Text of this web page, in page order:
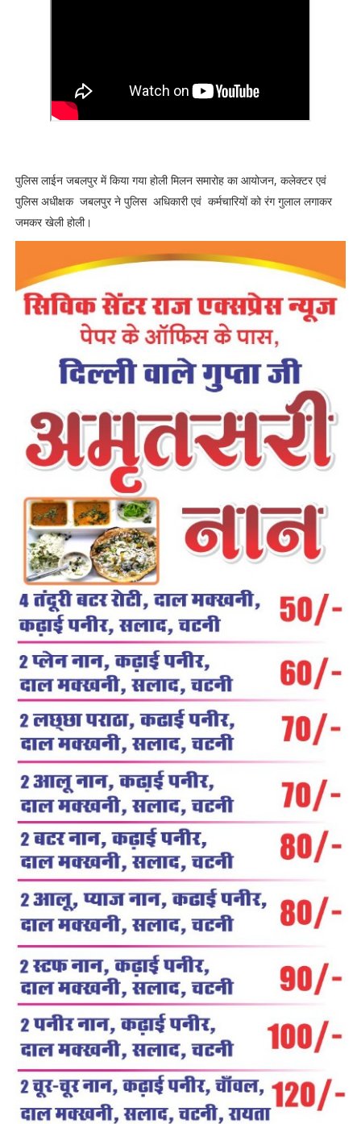
पुलिस लाईन जबलपुर में किया गया होली मिलन समारोह का आयोजन, कलेक्टर एवं
पुलिस अधीक्षक जबलपुर ने पुलिस अधिकारी एवं कर्मचारियों को रंग गुलाल लगाकर
जमकर खेली होली।